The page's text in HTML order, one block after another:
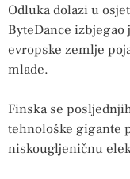
Odluka dolazi u
ByteDance
evropske zemlje
mlade.
Finska se
tehnološke gigante
niskougljeničnu